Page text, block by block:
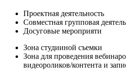
Проектная деятельность
Совместная групповая
Досуговые мероприяти
Зона студииной съемки
Зона для проведения
видеороликов/контента и